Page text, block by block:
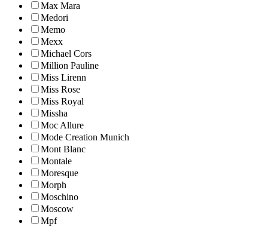
Max Mara
Medori
Memo
Mexx
Michael Cors
Million Pauline
Miss Lirenn
Miss Rose
Miss Royal
Missha
Moc Allure
Mode Creation Munich
Mont Blanc
Montale
Moresque
Morph
Moschino
Moscow
Mpf